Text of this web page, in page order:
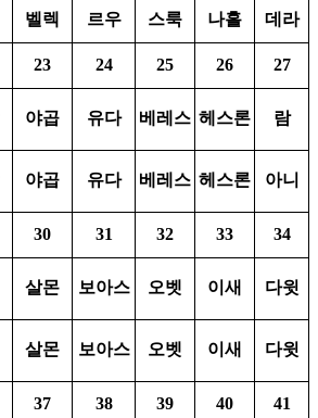
벨렉 르우 스룩 나홀 데라
23 24 25 26 27
야곱 유다 베레스 헤스론 람
야곱 유다 베레스 헤스론 아니
30 31 32 33 34
살몬 보아스 오벳 이새 다윗
살몬 보아스 오벳 이새 다윗
37 38 39 40 41